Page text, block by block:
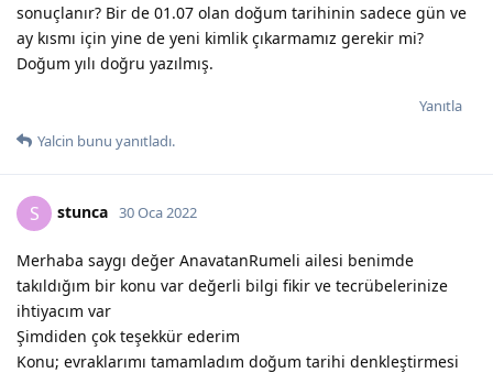
sonuçlanır? Bir de 01.07 olan doğum tarihinin sadece gün ve
ay kısmı için yine de yeni kimlik çıkarmamız gerekir mi?
Doğum yılı doğru yazılmış.
Yanıtla
Yalcin bunu yanıtladı.
S stunca 30 Oca 2022
Merhaba saygı değer AnavatanRumeli ailesi benimde
takıldığım bir konu var değerli bilgi fikir ve tecrübelerinize
ihtiyacım var
Şimdiden çok teşekkür ederim
Konu; evraklarımı tamamladım doğum tarihi denkleştirmesi